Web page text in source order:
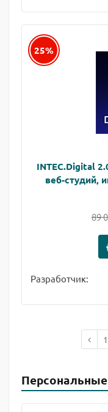
25%
INTEC.Digital
веб-студий,
89
Разработчик:
1